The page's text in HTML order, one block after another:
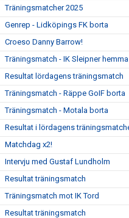
Träningsmatcher 2025
Genrep - Lidköpings FK borta
Croeso Danny Barrow!
Träningsmatch - IK Sleipner hemma
Resultat lördagens träningsmatch
Träningsmatch - Räppe GoIF borta
Träningsmatch - Motala borta
Resultat i lördagens
Matchdag x2!
Intervju med Gustaf Lundholm
Resultat träningsmatch
Träningsmatch mot IK Tord
Resultat träningsmatch